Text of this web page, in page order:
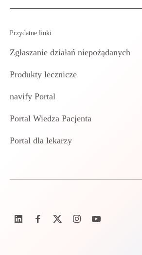
Przydatne linki
Zgłaszanie działań niepożądanych
Produkty lecznicze
navify Portal
Portal Wiedza Pacjenta
Portal dla lekarzy